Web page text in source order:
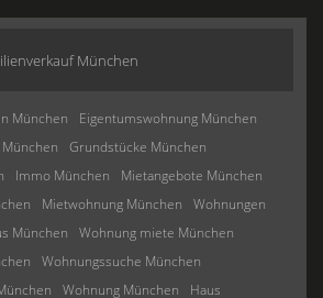
München
München
Eigentumswohnung München
Grundstücke München
Immo München
Mietangebote München
Mietwohnung München
Wohnungen
München
Wohnung miete München
Wohnungssuche München
Wohnung München
Haus